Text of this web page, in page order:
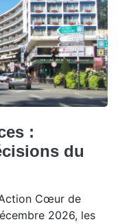
:
du
Cœur de
2026, les